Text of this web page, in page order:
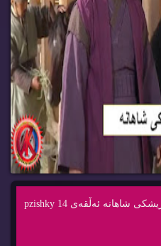
زنجیره‌ درامای پزیشكی شاهانه‌ ئه‌ڵقه‌ی 14 pzishky